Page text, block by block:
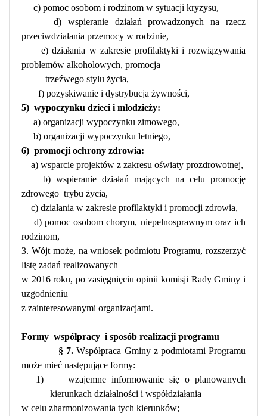
c) pomoc osobom i rodzinom w sytuacji kryzysu,
d) wspieranie działań prowadzonych na rzecz
przeciwdziałania przemocy w rodzinie,
e) działania w zakresie profilaktyki i rozwiązywania
problemów alkoholowych, promocja
trzeźwego stylu życia,
f) pozyskiwanie i dystrybucja żywności,
5) wypoczynku dzieci i młodzieży:
a) organizacji wypoczynku zimowego,
b) organizacji wypoczynku letniego,
6) promocji ochrony zdrowia:
a) wsparcie projektów z zakresu oświaty prozdrowotnej,
b) wspieranie działań mających na celu promocję
zdrowego trybu życia,
c) działania w zakresie profilaktyki i promocji zdrowia,
d) pomoc osobom chorym, niepełnosprawnym oraz ich
rodzinom,
3. Wójt może, na wniosek podmiotu Programu, rozszerzyć
listę zadań realizowanych
w 2016 roku, po zasięgnięciu opinii komisji Rady Gminy i
uzgodnieniu
z zainteresowanymi organizacjami.
Formy współpracy i sposób realizacji programu
§ 7. Współpraca Gminy z podmiotami Programu
może mieć następujące formy:
1)
wzajemne informowanie się o planowanych
kierunkach działalności i współdziałania
w celu zharmonizowania tych kierunków;